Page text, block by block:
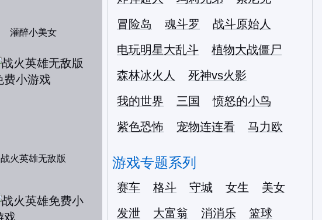
灌醉小美女
战火英雄无敌版
冒险岛
魂斗罗
战斗原始人
电玩明星大乱斗
植物大战僵尸
森林冰火人
死神vs火影
我的世界
三国
愤怒的小鸟
紫色恐怖
宠物连连看 马力欧
游戏专题系列
赛车 格斗 守城 女生
美女
发泄
大富翁 消消乐
篮球